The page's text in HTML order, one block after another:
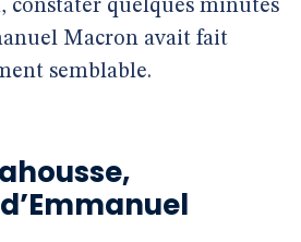
quelques minutes
Macron avait fait
semblable.